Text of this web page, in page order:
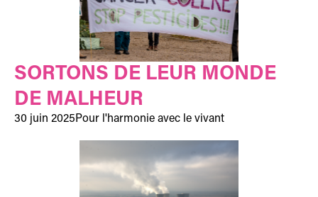
SORTONS DE LEUR MONDE
DE MALHEUR
30 juin 2025 Pour l'harmonie avec le vivant